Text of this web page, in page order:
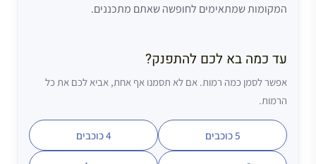
המקומות שמתאימים לחופשה שאתם מתכננים.
עד כמה בא לכם להתפנק?
אפשר לסמן כמה רמות. אם לא תסמנו אף אחת, אביא לכם את כל
הרמות.
5 כוכבים 4 כוכבים